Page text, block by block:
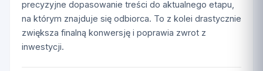
precyzyjne dopasowanie treści do aktualnego etapu,
na którym znajduje się odbiorca. To z kolei drastycznie
zwiększa finalną konwersję i poprawia zwrot z
inwestycji.